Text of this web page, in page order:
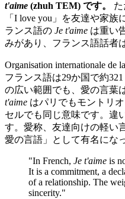
t'aime (zhuh TEM) です。
「I love you」を友達や家
ランス語の Je t'aime は重い
みがあり、フランス語話者
Organisation internationale de
フランス語は29か国で約
の広い範囲でも、愛の言葉
t'aime はパリでもモントリ
セルでも同じ意味です。違
す。愛称、友達向けの軽い
愛の言語」として有名にな
"In French, Je t'aime is
It is a commitment, a
of a relationship. The
sincerity."